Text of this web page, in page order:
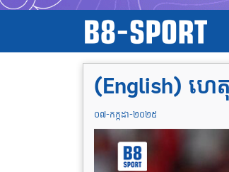
(English) ហេ
០៧-កក្កដា-២០២៥